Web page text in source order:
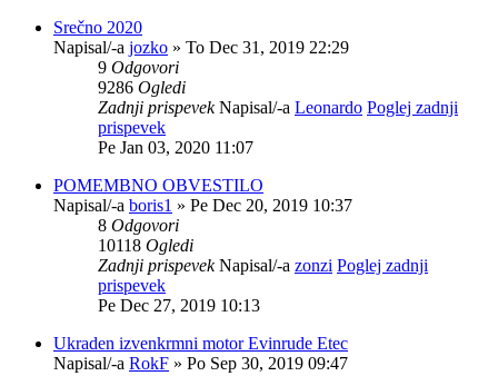
Srečno 2020
Napisal/-a jozko » To Dec 31, 2019 22:29
9 Odgovori
9286 Ogledi
Zadnji prispevekNapisal/-a Leonardo Poglej zadnji
prispevek
Pe Jan 03, 2020 11:07
POMEMBNO OBVESTILO
Napisal/-a boris1 » Pe Dec 20, 2019 10:37
8 Odgovori
10118 Ogledi
Zadnji prispevekNapisal/-a zonzi Poglej zadnji
prispevek
Pe Dec 27, 2019 10:13
Ukraden izvenkrmni motor Evinrude Etec
Napisal/-a RokF » Po Sep 30, 2019 09:47